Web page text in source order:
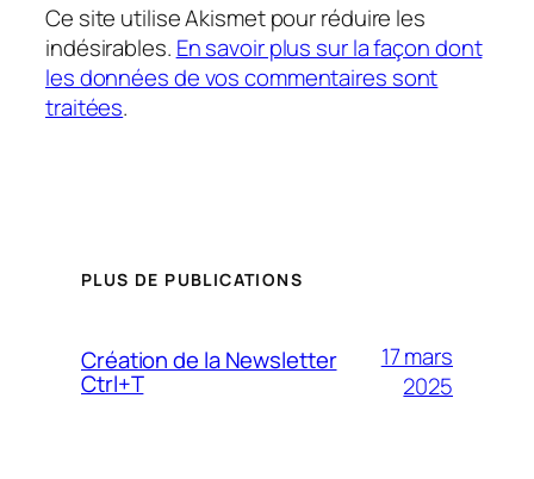
Ce site utilise Akismet pour réduire les
indésirables. En savoir plus sur la façon dont
les données de vos commentaires sont
traitées.
PLUS DE PUBLICATIONS
Création de la Newsletter
Ctrl+T
17 mars
2025